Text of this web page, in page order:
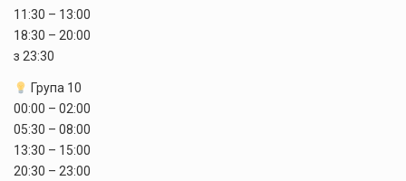
11:30 – 13:00
18:30 – 20:00
з 23:30
Група 10
00:00 – 02:00
05:30 – 08:00
13:30 – 15:00
20:30 – 23:00